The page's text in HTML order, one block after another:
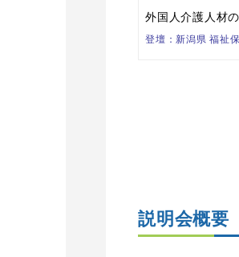
外国人介護人材
登壇：新潟県 福祉
説明会概要